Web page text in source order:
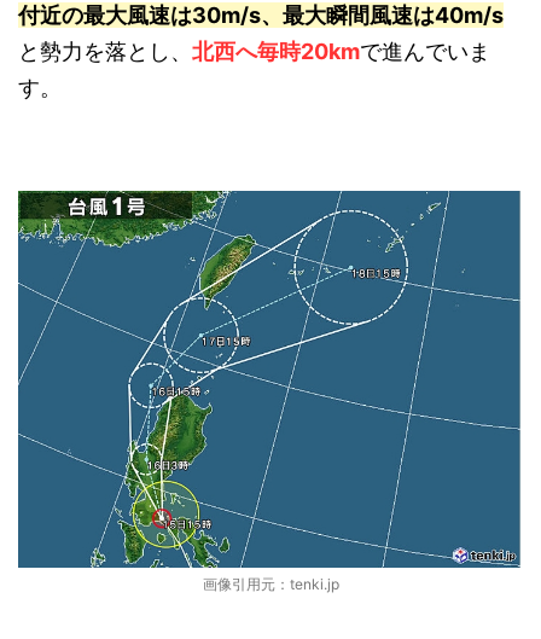
付近の最大風速は30m/s、最大瞬間風速は40m/s
と勢力を落とし、 北西へ毎時20kmで進んでいま
す。
画像引用元：tenki.jp